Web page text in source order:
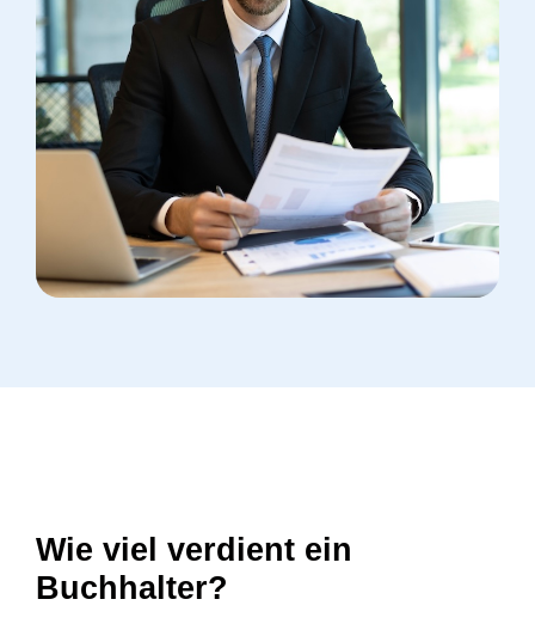
Wie viel verdient ein
Buchhalter?